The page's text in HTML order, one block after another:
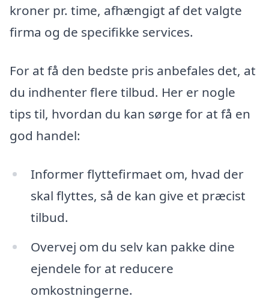
kroner pr. time, afhængigt af det valgte
firma og de specifikke services.
For at få den bedste pris anbefales det, at
du indhenter flere tilbud. Her er nogle
tips til, hvordan du kan sørge for at få en
god handel:
Informer flyttefirmaet om, hvad der
skal flyttes, så de kan give et præcist
tilbud.
Overvej om du selv kan pakke dine
ejendele for at reducere
omkostningerne.